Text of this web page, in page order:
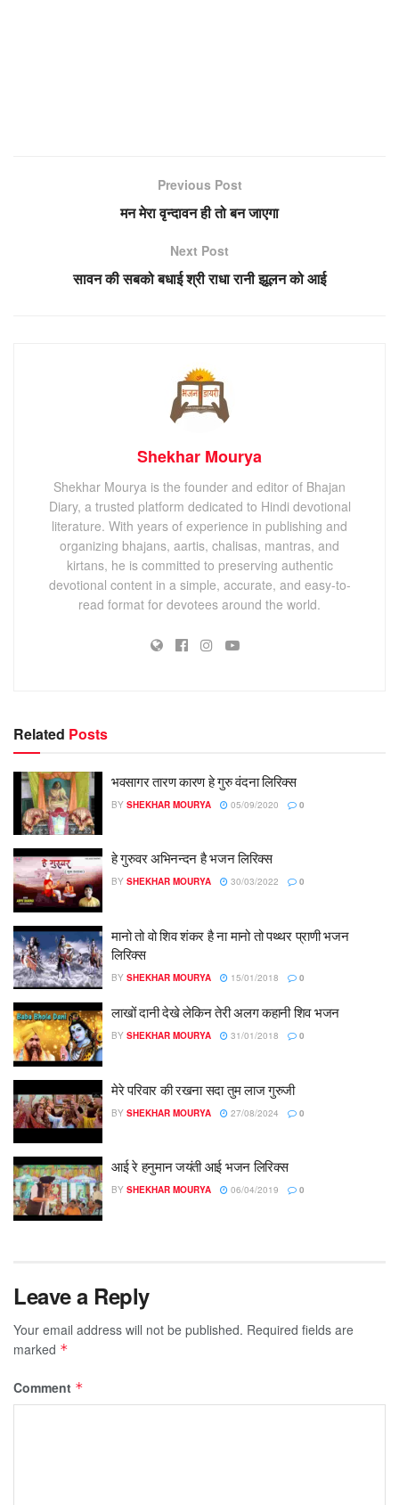
Previous Post
मन मेरा वृन्दावन ही तो बन जाएगा
Next Post
सावन की सबको बधाई श्री राधा रानी झूलन को आई
Shekhar Mourya
Shekhar Mourya is the founder and editor of Bhajan
Diary, a trusted platform dedicated to Hindi devotional
literature. With years of experience in publishing and
organizing bhajans, aartis, chalisas, mantras, and
kirtans, he is committed to preserving authentic
devotional content in a simple, accurate, and easy-to-
read format for devotees around the world.
Related Posts
भवसागर तारण कारण हे गुरु वंदना लिरिक्स
BY SHEKHAR MOURYA 05/09/2020 0
हे गुरुवर अभिनन्दन है भजन लिरिक्स
BY SHEKHAR MOURYA 30/03/2022 0
मानो तो वो शिव शंकर है ना मानो तो पथ्थर प्राणी भजन
लिरिक्स
BY SHEKHAR MOURYA 15/01/2018 0
लाखों दानी देखे लेकिन तेरी अलग कहानी शिव भजन
BY SHEKHAR MOURYA 31/01/2018 0
मेरे परिवार की रखना सदा तुम लाज गुरुजी
BY SHEKHAR MOURYA 27/08/2024 0
आई रे हनुमान जयंती आई भजन लिरिक्स
BY SHEKHAR MOURYA 06/04/2019 0
Leave a Reply
Your email address will not be published. Required fields are
marked *
Comment *